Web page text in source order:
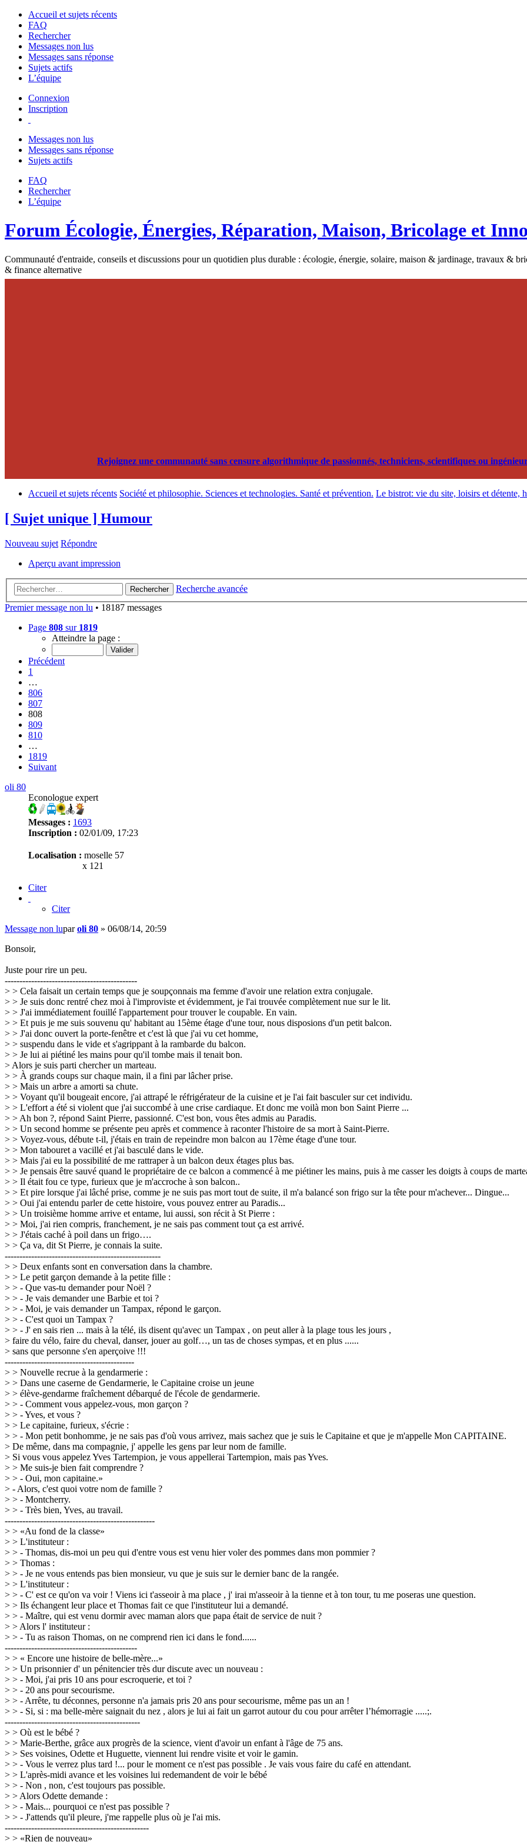
Accueil et sujets récents
FAQ
Rechercher
Messages non lus
Messages sans réponse
Sujets actifs
L’équipe
Connexion
Inscription
Messages non lus
Messages sans réponse
Sujets actifs
FAQ
Rechercher
L’équipe
Forum Écologie, Énergies, Réparation, Maison, Bricolage et
Communauté d'entraide, conseils et discussions pour un quotidien plus durable : écologie, énergie, solaire, maison & jardinage, travaux &
& finance alternative
Rejoignez une communauté sans censure algorithmique de passionnés, techniciens, scientifiques ou
Accueil et sujets récents Société et philosophie. Sciences et technologies. Santé et prévention. Le bistrot: vie du site, loisirs et détente,
[ Sujet unique ] Humour
Nouveau sujet Répondre
Aperçu avant impression
Rechercher
Recherche avancée
Premier message non lu • 18187 messages
Page 808 sur 1819
Atteindre la page :
Précédent
1
…
806
807
808
809
810
…
1819
Suivant
oli 80
Econologue expert
Messages : 1693
Inscription : 02/01/09, 17:23
Localisation : moselle 57
x 121
Citer
Citer
Message non luparoli 80 » 06/08/14, 20:59
Bonsoir,
Juste pour rire un peu.
---------------------------------------------
> > Cela faisait un certain temps que je soupçonnais ma femme d'avoir une relation extra conjugale.
> > Je suis donc rentré chez moi à l'improviste et évidemment, je l'ai trouvée complètement nue sur le lit.
> > J'ai immédiatement fouillé l'appartement pour trouver le coupable. En vain.
> > Et puis je me suis souvenu qu' habitant au 15ème étage d'une tour, nous disposions d'un petit balcon.
> > J'ai donc ouvert la porte-fenêtre et c'est là que j'ai vu cet homme,
> > suspendu dans le vide et s'agrippant à la rambarde du balcon.
> > Je lui ai piétiné les mains pour qu'il tombe mais il tenait bon.
> Alors je suis parti chercher un marteau.
> > À grands coups sur chaque main, il a fini par lâcher prise.
> > Mais un arbre a amorti sa chute.
> > Voyant qu'il bougeait encore, j'ai attrapé le réfrigérateur de la cuisine et je l'ai fait basculer sur cet individu.
> > L'effort a été si violent que j'ai succombé à une crise cardiaque. Et donc me voilà mon bon Saint Pierre ...
> > Ah bon ?, répond Saint Pierre, passionné. C'est bon, vous êtes admis au Paradis.
> > Un second homme se présente peu après et commence à raconter l'histoire de sa mort à Saint-Pierre.
> > Voyez-vous, débute t-il, j'étais en train de repeindre mon balcon au 17ème étage d'une tour.
> > Mon tabouret a vacillé et j'ai basculé dans le vide.
> > Mais j'ai eu la possibilité de me rattraper à un balcon deux étages plus bas.
> > Je pensais être sauvé quand le propriétaire de ce balcon a commencé à me piétiner les mains, puis à me casser les doigts à coups de
> > Il était fou ce type, furieux que je m'accroche à son balcon..
> > Et pire lorsque j'ai lâché prise, comme je ne suis pas mort tout de suite, il m'a balancé son frigo sur la tête pour m'achever... Dingue...
> > Oui j'ai entendu parler de cette histoire, vous pouvez entrer au Paradis...
> > Un troisième homme arrive et entame, lui aussi, son récit à St Pierre :
> > Moi, j'ai rien compris, franchement, je ne sais pas comment tout ça est arrivé.
> > J'étais caché à poil dans un frigo….
> > Ça va, dit St Pierre, je connais la suite.
-----------------------------------------------------
> > Deux enfants sont en conversation dans la chambre.
> > Le petit garçon demande à la petite fille :
> > - Que vas-tu demander pour Noël ?
> > - Je vais demander une Barbie et toi ?
> > - Moi, je vais demander un Tampax, répond le garçon.
> > - C'est quoi un Tampax ?
> > - J' en sais rien ... mais à la télé, ils disent qu'avec un Tampax , on peut aller à la plage tous les jours ,
> faire du vélo, faire du cheval, danser, jouer au golf…, un tas de choses sympas, et en plus ......
> sans que personne s'en aperçoive !!!
--------------------------------------------
> > Nouvelle recrue à la gendarmerie :
> > Dans une caserne de Gendarmerie, le Capitaine croise un jeune
> > élève-gendarme fraîchement débarqué de l'école de gendarmerie.
> > - Comment vous appelez-vous, mon garçon ?
> > - Yves, et vous ?
> > Le capitaine, furieux, s'écrie :
> > - Mon petit bonhomme, je ne sais pas d'où vous arrivez, mais sachez que je suis le Capitaine et que je m'appelle Mon CAPITAINE.
> De même, dans ma compagnie, j' appelle les gens par leur nom de famille.
> Si vous vous appelez Yves Tartempion, je vous appellerai Tartempion, mais pas Yves.
> > Me suis-je bien fait comprendre ?
> > - Oui, mon capitaine.»
> - Alors, c'est quoi votre nom de famille ?
> > - Montcherry.
> > - Très bien, Yves, au travail.
---------------------------------------------------
> > «Au fond de la classe»
> > L'instituteur :
> > - Thomas, dis-moi un peu qui d'entre vous est venu hier voler des pommes dans mon pommier ?
> > Thomas :
> > - Je ne vous entends pas bien monsieur, vu que je suis sur le dernier banc de la rangée.
> > L'instituteur :
> > - C' est ce qu'on va voir ! Viens ici t'asseoir à ma place , j' irai m'asseoir à la tienne et à ton tour, tu me poseras une question.
> > Ils échangent leur place et Thomas fait ce que l'instituteur lui a demandé.
> > - Maître, qui est venu dormir avec maman alors que papa était de service de nuit ?
> > Alors l' instituteur :
> > - Tu as raison Thomas, on ne comprend rien ici dans le fond......
---------------------------------------------
> > « Encore une histoire de belle-mère...»
> > Un prisonnier d' un pénitencier très dur discute avec un nouveau :
> > - Moi, j'ai pris 10 ans pour escroquerie, et toi ?
> > - 20 ans pour secourisme.
> > - Arrête, tu déconnes, personne n'a jamais pris 20 ans pour secourisme, même pas un an !
> > - Si, si : ma belle-mère saignait du nez , alors je lui ai fait un garrot autour du cou pour arrêter l’hémorragie .....;.
----------------------------------------------
> > Où est le bébé ?
> > Marie-Berthe, grâce aux progrès de la science, vient d'avoir un enfant à l'âge de 75 ans.
> > Ses voisines, Odette et Huguette, viennent lui rendre visite et voir le gamin.
> > - Vous le verrez plus tard !... pour le moment ce n'est pas possible . Je vais vous faire du café en attendant.
> > L'après-midi avance et les voisines lui redemandent de voir le bébé
> > - Non , non, c'est toujours pas possible.
> > Alors Odette demande :
> > - Mais... pourquoi ce n'est pas possible ?
> > - J'attends qu'il pleure, j'me rappelle plus où je l'ai mis.
-------------------------------------------------
> > «Rien de nouveau»